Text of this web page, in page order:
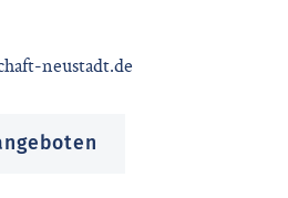
neustadt.de